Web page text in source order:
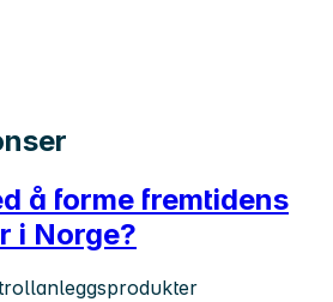
å forme fremtidens
i Norge?